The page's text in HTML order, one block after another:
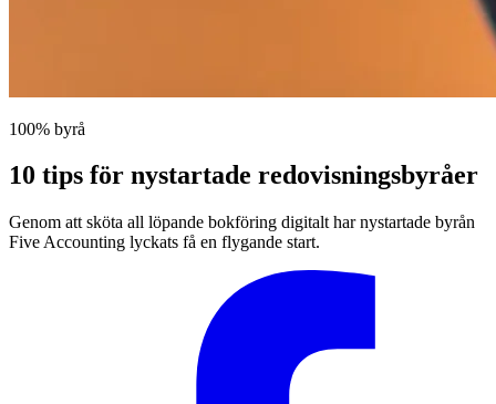
100% byrå
10 tips för nystartade redovisningsbyråer
Genom att sköta all löpande bokföring digitalt har nystartade byrån
Five Accounting lyckats få en flygande start.